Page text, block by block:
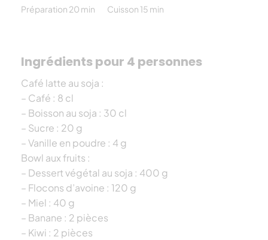
Préparation 20 min Cuisson 15 min
Ingrédients pour 4 personnes
Café latte au soja :
– Café : 8 cl
– Boisson au soja : 30 cl
– Sucre : 20 g
– Vanille en poudre : 4 g
Bowl aux fruits :
– Dessert végétal au soja : 400 g
– Flocons d’avoine : 120 g
– Miel : 40 g
– Banane : 2 pièces
– Kiwi : 2 pièces